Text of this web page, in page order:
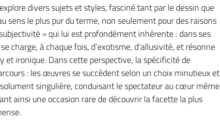
explore divers sujets et styles, fasciné tant par le dessin que
sens le plus pur du terme, non seulement pour des raisons
» qui lui est profondément inhérente : dans ses
charge, à chaque fois, d’exotisme, d’allusivité, et résonne
et ironique. Dans cette perspective, la spécificité de
: les œuvres se succèdent selon un choix minutieux et
singulière, conduisant le spectateur au cœur même
ainsi une occasion rare de découvrir la facette la plus